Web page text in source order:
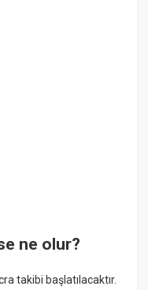
ne olur?
takibi başlatılacaktır.